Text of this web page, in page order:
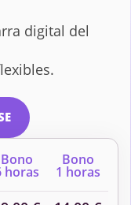
digital del
Bono
horas
Bono
1 horas